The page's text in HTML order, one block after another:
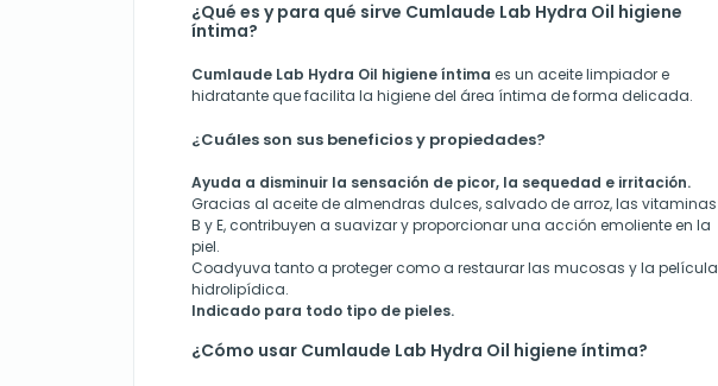
¿Qué es y para qué sirve Cumlaude Lab Hydra Oil higiene
íntima?
Cumlaude Lab Hydra Oil higiene íntima es un aceite limpiador e
hidratante que facilita la higiene del área íntima de forma delicada.
¿Cuáles son sus beneficios y propiedades?
Ayuda a disminuir la sensación de picor, la sequedad e irritación.
Gracias al aceite de almendras dulces, salvado de arroz, las vitaminas
B y E, contribuyen a suavizar y proporcionar una acción emoliente en la
piel.
Coadyuva tanto a proteger como a restaurar las mucosas y la película
hidrolipídica.
Indicado para todo tipo de pieles.
¿Cómo usar Cumlaude Lab Hydra Oil higiene íntima?